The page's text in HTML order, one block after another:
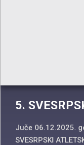
5.
Juče 06.12.2025.
SVESRPSKI